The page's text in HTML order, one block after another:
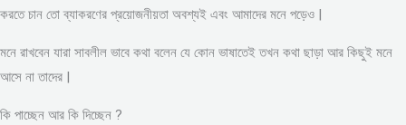
করতে চান তো ব্যাকরণের প্রয়োজনীয়তা অবশ্যই এবং আমাদের মনে পড়েও |
মনে রাখবেন যারা সাবলীল ভাবে কথা বলেন যে কোন ভাষাতেই তখন কথা ছাড়া আর কিছুই মনে
আসে না তাদের |
কি পাচ্ছেন আর কি দিচ্ছেন ?